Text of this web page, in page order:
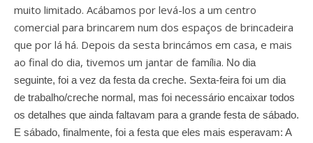
muito limitado. Acábamos por levá-los a um centro
comercial para brincarem num dos espaços de brincadeira
que por lá há. Depois da sesta brincámos em casa, e mais
ao final do dia, tivemos um jantar de família. No dia
seguinte, foi a vez da festa da creche. Sexta-feira foi um dia
de trabalho/creche normal, mas foi necessário encaixar todos
os detalhes que ainda faltavam para a grande festa de sábado.
E sábado, finalmente, foi a festa que eles mais esperavam: A